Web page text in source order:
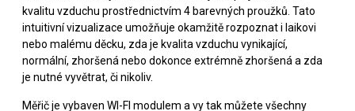
kvalitu vzduchu prostřednictvím 4 barevných proužků. Tato
intuitivní vizualizace umožňuje okamžitě rozpoznat i laikovi
nebo malému děcku, zda je kvalita vzduchu vynikající,
normální, zhoršená nebo dokonce extrémně zhoršená a zda
je nutné vyvětrat, či nikoliv.
Měřič je vybaven WI-FI modulem a vy tak můžete všechny